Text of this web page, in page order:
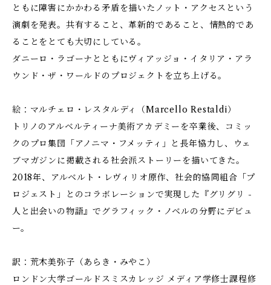
ともに障害にかかわる矛盾を描いたノット・アクセスという
演劇を発表。共有すること、革新的であること、情熱的であ
ることをとても大切にしている。
ダニーロ・ラゴーナとともにヴィアッジョ・イタリア・アラ
ウンド・ザ・ワールドのプロジェクトを立ち上げる。
絵：マルチェロ・レスタルディ（Marcello Restaldi）
トリノのアルベルティーナ美術アカデミーを卒業後、コミッ
クのプロ集団「アノニマ・フメッティ」と長年協力し、ウェ
ブマガジンに掲載される社会派ストーリーを描いてきた。
2018年、アルベルト・レヴィリオ原作、社会的協同組合「プ
ロジェスト」とのコラボレーションで実現した『グリグリ -
人と出会いの物語』でグラフィック・ノベルの分野にデビュ
ー。
訳：荒木美弥子（あらき・みやこ）
ロンドン大学ゴールドスミスカレッジ メディア学修士課程修